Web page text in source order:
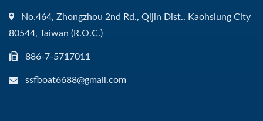
No.464, Zhongzhou 2nd Rd., Qijin Dist., Kaohsiung City
80544, Taiwan (R.O.C.)
886-7-5717011
ssfboat6688@gmail.com